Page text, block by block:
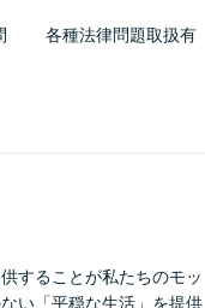
各種法律問題取扱有
することが私たちのモッ
い「平穏な生活」を提供